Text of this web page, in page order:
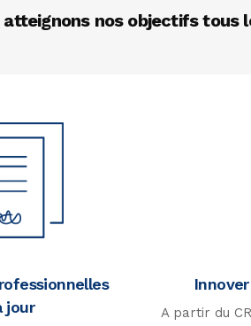
nos objectifs tous
jour
A partir du